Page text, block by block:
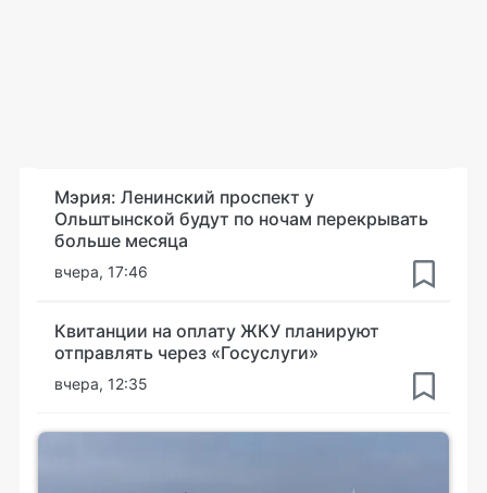
Мэрия: Ленинский проспект у
Ольштынской будут по ночам перекрывать
больше месяца
вчера, 17:46
Квитанции на оплату ЖКУ планируют
отправлять через «Госуслуги»
вчера, 12:35